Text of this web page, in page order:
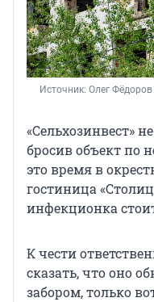
Источник: Олег Фёдоров
«Сельхозинвест»
бросив объект по
это время в
гостиница
инфекционка
К чести
сказать, что оно
забором, только